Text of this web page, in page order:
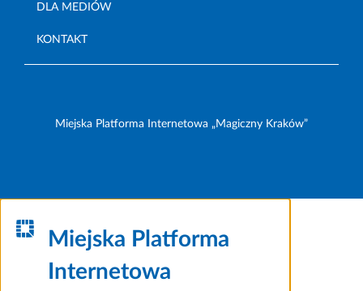
DLA MEDIÓW
KONTAKT
Miejska Platforma Internetowa „Magiczny Kraków”
Miejska Platforma
Internetowa